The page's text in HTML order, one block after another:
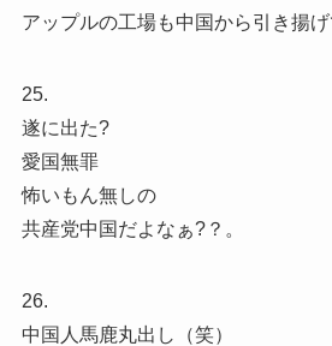
アップルの工場も中国から引き揚げ
25.
遂に出た?
愛国無罪
怖いもん無しの
共産党中国だよなぁ?？。
26.
中国人馬鹿丸出し（笑）